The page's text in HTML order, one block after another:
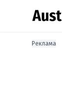
Реклама